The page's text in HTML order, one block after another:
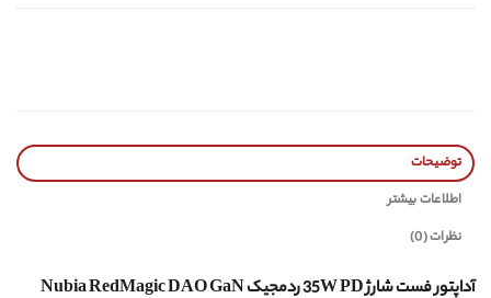
توضیحات
اطلاعات بیشتر
نظرات (0)
آداپتور فست شارژ 35W PD ردمجیک Nubia RedMagic DAO GaN